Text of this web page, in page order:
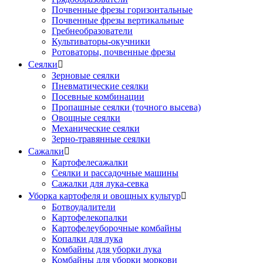
Почвенные фрезы горизонтальные
Почвенные фрезы вертикальные
Гребнеобразователи
Культиваторы-окучники
Ротоваторы, почвенные фрезы
Сеялки
Зерновые сеялки
Пневматические сеялки
Посевные комбинации
Пропашные сеялки (точного высева)
Овощные сеялки
Механические сеялки
Зерно-травянные сеялки
Сажалки
Картофелесажалки
Сеялки и рассадочные машины
Сажалки для лука-севка
Уборка картофеля и овощных культур
Ботвоудалители
Картофелекопалки
Картофелеуборочные комбайны
Копалки для лука
Комбайны для уборки лука
Комбайны для уборки моркови